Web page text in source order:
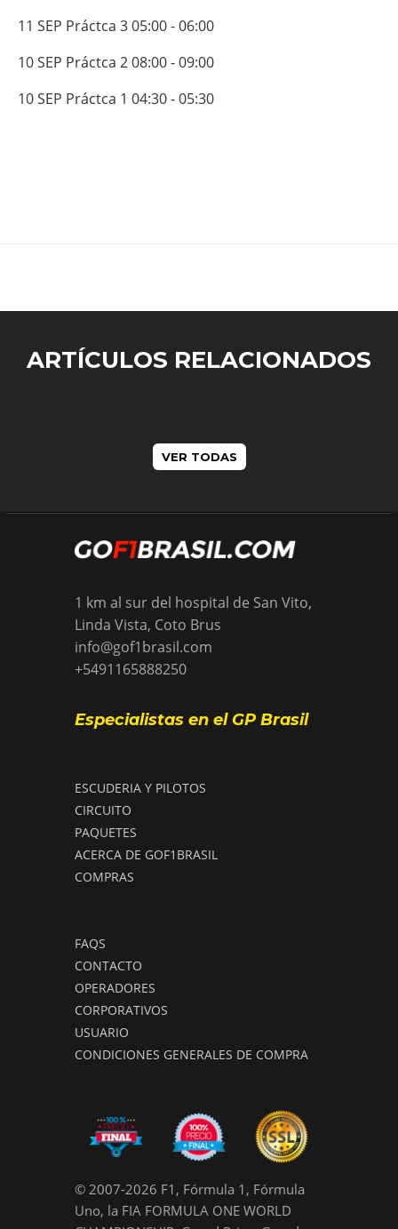
11 SEP Práctca 305:00-06:00
10SEP Práctca 208:00-09:00
10SEP Práctca 1 04:30-05:30
ARTÍCULOS RELACIONADOS
VER TODAS
1 km al sur del hospital de San Vito,
Linda Vista, Coto Brus
info@gof1brasil.com
+5491165888250
Especialistas en el GP Brasil
ESCUDERIA Y PILOTOS
CIRCUITO
PAQUETES
ACERCA DE GOF1BRASIL
COMPRAS
FAQS
CONTACTO
OPERADORES
CORPORATIVOS
USUARIO
CONDICIONES GENERALES DE COMPRA
© 2007-2026 F1, Fórmula 1, Fórmula
Uno, la FIA FORMULA ONE WORLD